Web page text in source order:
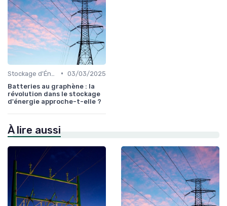
• 03/03/2025
Batteries au graphène : la
révolution dans le stockage
d'énergie approche-t-elle ?
À lire aussi